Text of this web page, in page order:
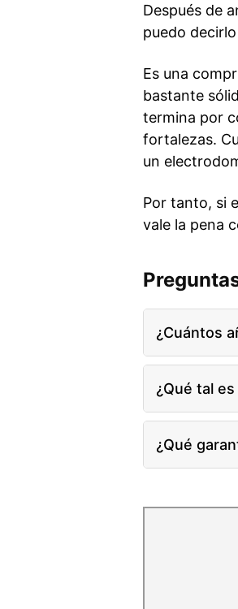
Después de
puedo
Es una
bastante
termina por
fortalezas.
un
Por tanto, si
vale la pena
¿Cuántos
¿Qué tal
¿Qué